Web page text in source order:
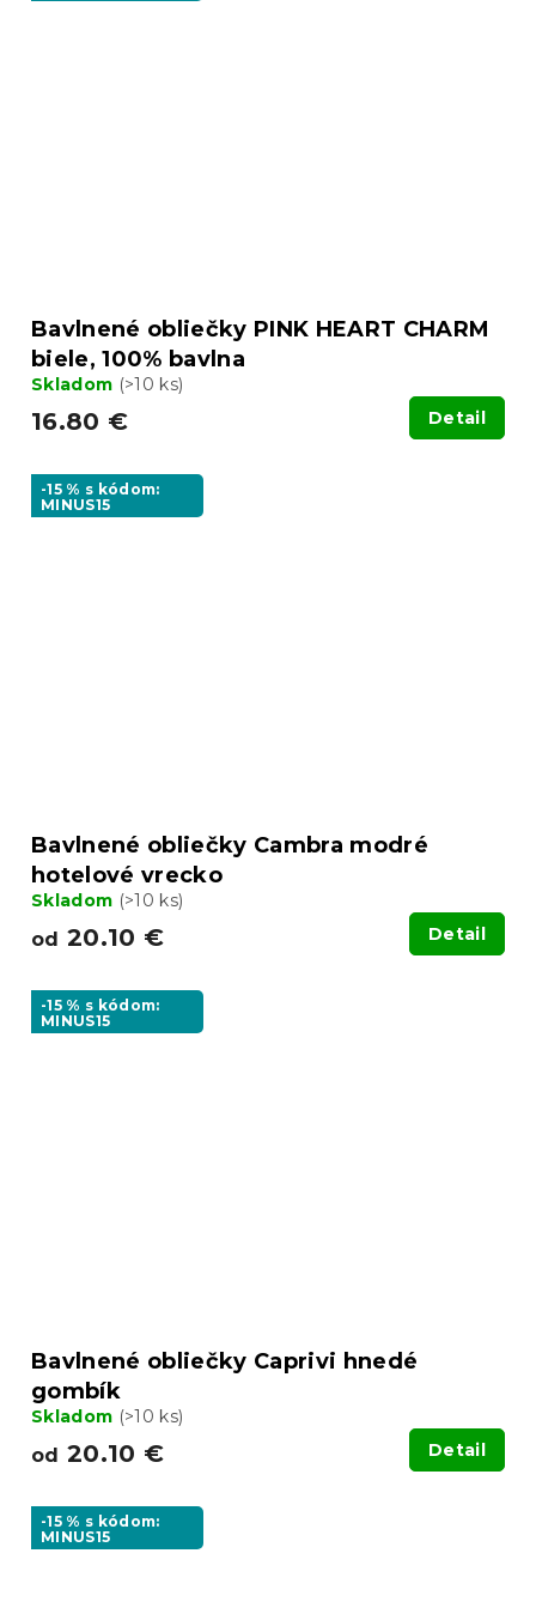
Bavlnené obliečky PINK HEART CHARM
biele, 100% bavlna
Skladom (>10 ks)
16.80 € Detail
-15 % s kódom:
MINUS15
Bavlnené obliečky Cambra modré
hotelové vrecko
Skladom (>10 ks)
od 20.10 € Detail
-15 % s kódom:
MINUS15
Bavlnené obliečky Caprivi hnedé
gombík
Skladom (>10 ks)
od 20.10 € Detail
-15 % s kódom:
MINUS15